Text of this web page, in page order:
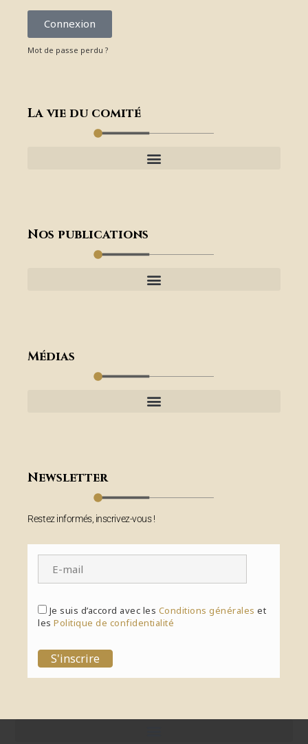
Connexion
Mot de passe perdu ?
La vie du comité
Nos publications
Médias
Newsletter
Restez informés, inscrivez-vous !
Je suis d’accord avec les Conditions générales et
lesPolitique de confidentialité
S'inscrire